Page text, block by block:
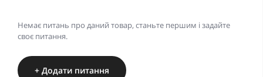
Немає питань про даний товар, станьте першим і задайте
своє питання.
+ Додати питання